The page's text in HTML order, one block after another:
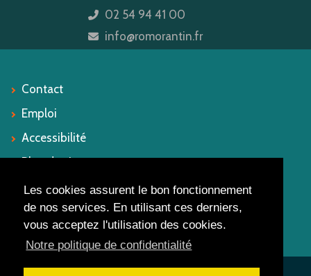
Les cookies assurent le bon fonctionnement
de nos services. En utilisant ces derniers,
vous acceptez l'utilisation des cookies.
Notre politique de confidentialité
icon
02 54 94 41 00
icon
info@romorantin.fr
Contact
Emploi
Accessibilité
Plan du site
Mentions légales
Suivez-nous